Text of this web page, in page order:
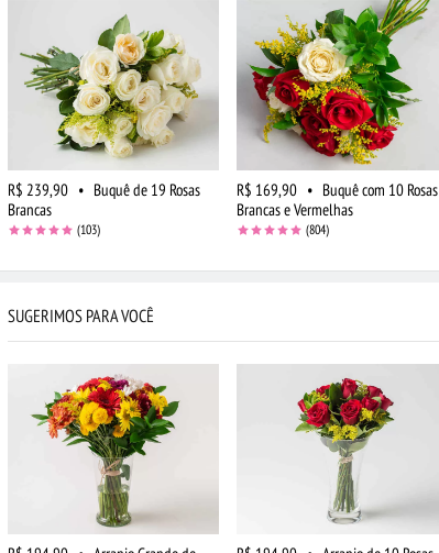
R$ 239,90 • Buquê de 19 Rosas
Brancas
(103)
R$ 169,90 • Buquê com 10 Rosas
Brancas e Vermelhas
(804)
SUGERIMOS PARA VOCÊ